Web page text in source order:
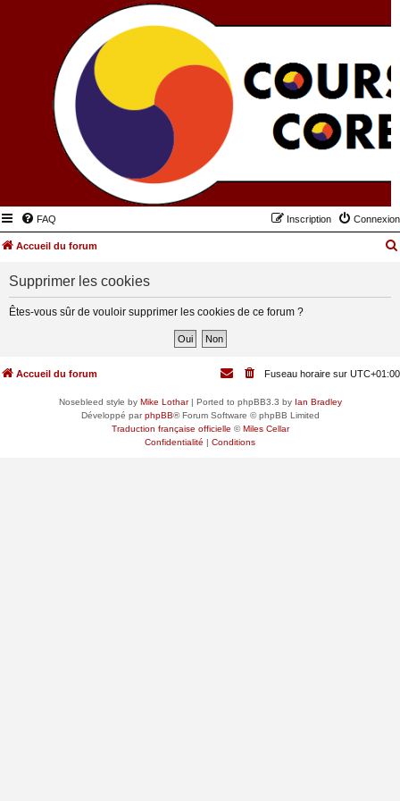
FAQ Connexion
Inscription
Accueil du forum
Supprimer les cookies
Êtes-vous sûr de vouloir supprimer les cookies de ce forum ?
Accueil du forum Fuseau horaire sur UTC+01:00
Nosebleed style by Mike Lothar| Ported to phpBB3.3 by Ian Bradley
Développé parphpBB® Forum Software © phpBB Limited
Traduction française officielle ©Miles Cellar
Confidentialité | Conditions